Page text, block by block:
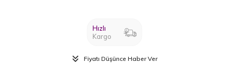
Hızlı
Kargo
Fiyatı Düşünce Haber Ver